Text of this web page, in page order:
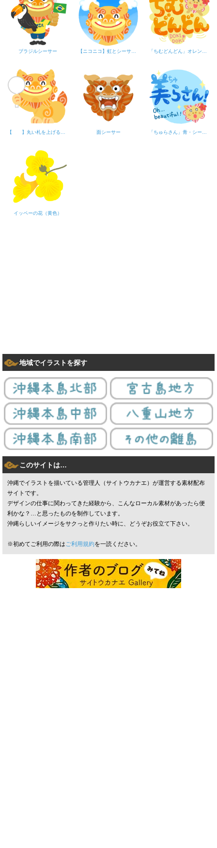
ブラジルシーサー 【ニコニコ】虹とシーサー（背景あり）
面シーサー
イッペーの花（黄色）
地域でイラストを探す
このサイトは…
沖縄でイラストを描いている管理人（サイトウカナエ）が運営する素材配布
サイトです。
デザインの仕事に関わってきた経験から、こんなローカル素材があったら便
利かな？…と思ったものを制作しています。
沖縄らしいイメージをサクっと作りたい時に、どうぞお役立て下さい。
※初めてご利用の際はご利用規約を一読ください。